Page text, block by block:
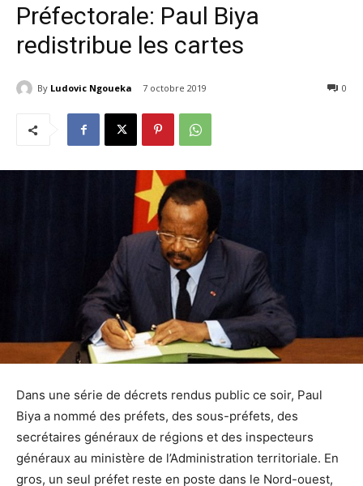
Préfectorale: Paul Biya
redistribue les cartes
By Ludovic Ngoueka 7 octobre 2019 0
Dans une série de décrets rendus public ce soir, Paul
Biya a nommé des préfets, des sous-préfets, des
secrétaires généraux de régions et des inspecteurs
généraux au ministère de l’Administration territoriale. En
gros, un seul préfet reste en poste dans le Nord-ouest,